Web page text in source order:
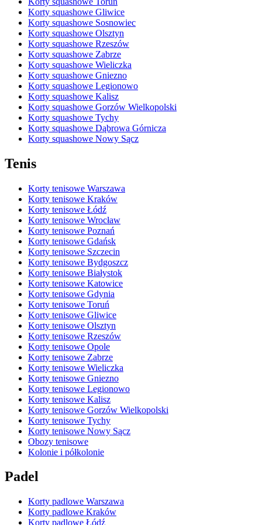
Korty squashowe Gliwice
Korty squashowe Sosnowiec
Korty squashowe Olsztyn
Korty squashowe Rzeszów
Korty squashowe Zabrze
Korty squashowe Wieliczka
Korty squashowe Gniezno
Korty squashowe Legionowo
Korty squashowe Kalisz
Korty squashowe Gorzów Wielkopolski
Korty squashowe Tychy
Korty squashowe Dąbrowa Górnicza
Korty squashowe Nowy Sącz
Tenis
Korty tenisowe Warszawa
Korty tenisowe Kraków
Korty tenisowe Łódź
Korty tenisowe Wrocław
Korty tenisowe Poznań
Korty tenisowe Gdańsk
Korty tenisowe Szczecin
Korty tenisowe Bydgoszcz
Korty tenisowe Białystok
Korty tenisowe Katowice
Korty tenisowe Gdynia
Korty tenisowe Toruń
Korty tenisowe Gliwice
Korty tenisowe Olsztyn
Korty tenisowe Rzeszów
Korty tenisowe Opole
Korty tenisowe Zabrze
Korty tenisowe Wieliczka
Korty tenisowe Gniezno
Korty tenisowe Legionowo
Korty tenisowe Kalisz
Korty tenisowe Gorzów Wielkopolski
Korty tenisowe Tychy
Korty tenisowe Nowy Sącz
Obozy tenisowe
Kolonie i półkolonie
Padel
Korty padlowe Warszawa
Korty padlowe Kraków
Korty padlowe Łódź